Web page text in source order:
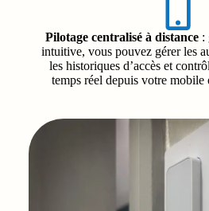
Pilotage centralisé à distance:
intuitive, vous pouvez gérer les
les historiques d’accès et
temps réel depuis votre mobile